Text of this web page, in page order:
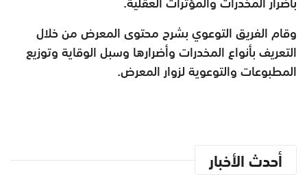
وقام الفريق التوعوي بشرح محتوى المعرض من خلال
التعريف بأنواع المخدرات وأضرارها وسبل الوقاية وتوزيع
المطبوعات والتوعوية لزوار المعرض.
أحدث الأخبار